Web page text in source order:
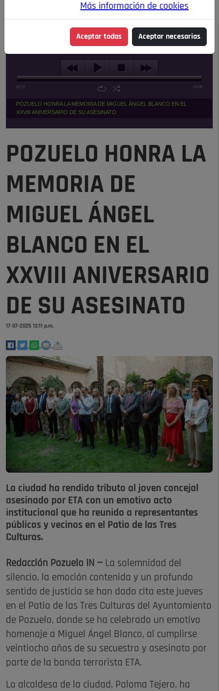
NOTICIAS
Escucha el audio de esta noticia:
00:00 03:08
POZUELO HONRA LA MEMORIA DE MIGUEL ÁNGEL BLANCO EN EL
XXVIII ANIVERSARIO DE SU ASESINATO
POZUELO HONRA LA
MEMORIA DE
MIGUEL ÁNGEL
BLANCO EN EL
XXVIII ANIVERSARIO
DE SU ASESINATO
17-07-2025 12:11 p.m.
La ciudad ha rendido tributo al joven concejal
asesinado por ETA con un emotivo acto
institucional que ha reunido a representantes
públicos y vecinos en el Patio de las Tres
Culturas.
Redacción Pozuelo IN — La solemnidad del
silencio, la emoción contenida y un profundo
sentido de justicia se han dado cita este jueves
en el Patio de las Tres Culturas del Ayuntamiento
de Pozuelo, donde se ha celebrado un emotivo
homenaje a Miguel Ángel Blanco, al cumplirse
veintiocho años de su secuestro y asesinato por
parte de la banda terrorista ETA.
La alcaldesa de la ciudad, Paloma Tejero, ha
Más información de cookies
Aceptar todas Aceptar necesarias